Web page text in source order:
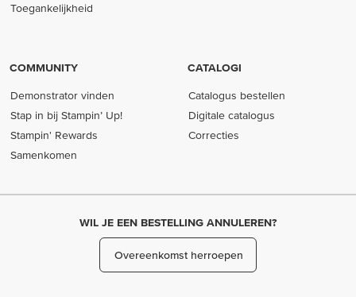
Toegankelijkheid
COMMUNITY
Demonstrator vinden
Stap in bij Stampin’ Up!
Stampin' Rewards
Samenkomen
CATALOGI
Catalogus bestellen
Digitale catalogus
Correcties
WIL JE EEN BESTELLING ANNULEREN?
Overeenkomst herroepen